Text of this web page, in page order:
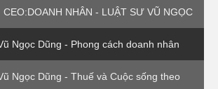
CEO:DOANH NHÂN - LUẬT SƯ VŨ NGỌC
VI
Ngọc Dũng - Phong cách doanh nhân
Ngọc Dũng - Thuế và Cuộc sống theo